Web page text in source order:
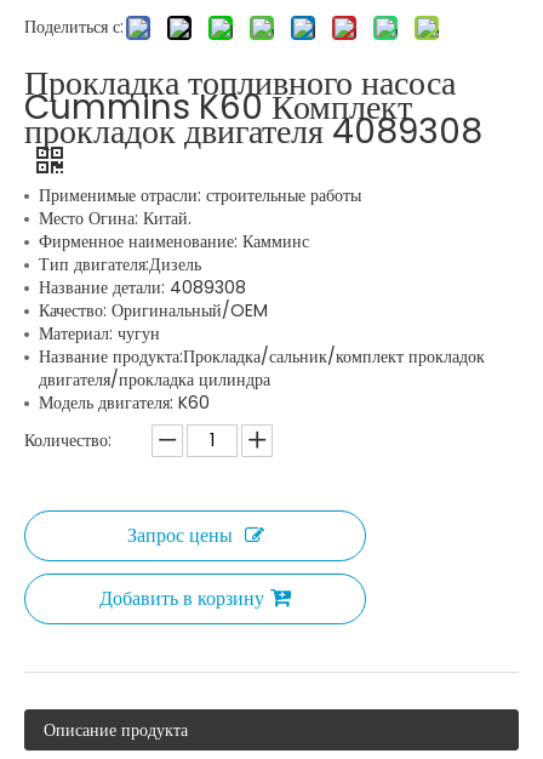
Поделиться с:
Прокладка топливного насоса
Cummins K60 Комплект
прокладок двигателя 4089308
Применимые отрасли: строительные работы
Место Огина: Китай.
Фирменное наименование: Камминс
Тип двигателя:Дизель
Название детали: 4089308
Качество: Оригинальный/OEM
Материал: чугун
Название продукта:Прокладка/сальник/комплект прокладок
двигателя/прокладка цилиндра
Модель двигателя: K60
Количество:
Запрос цены
Добавить в корзину
Описание продукта